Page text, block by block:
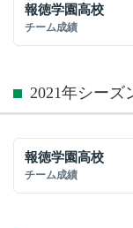
報徳学園高校
チーム成績
2021年シーズ
報徳学園高校
チーム成績